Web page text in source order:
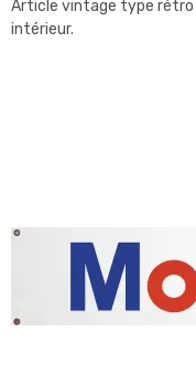
Article vintage type rétro
intérieur.